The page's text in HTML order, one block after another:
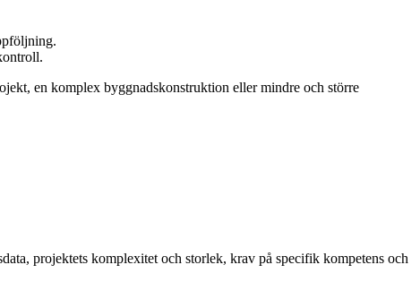
en komplex byggnadskonstruktion eller mindre och större
projektets komplexitet och storlek, krav på specifik kompetens och